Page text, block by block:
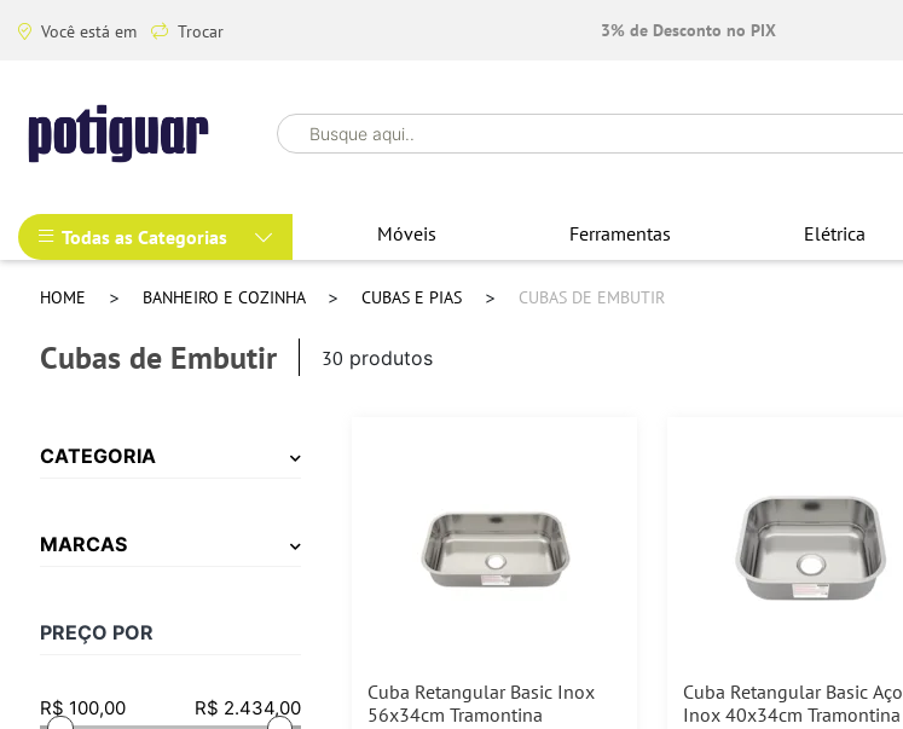
Você está em Trocar 3% de Desconto no PIX
Todas as Categorias Móveis Ferramentas Elétrica
HOME BANHEIRO E COZINHA CUBAS E PIAS CUBAS DE EMBUTIR
Cubas de Embutir 30 produtos
CATEGORIA
MARCAS
PREÇO POR
Cuba Retangular Basic Inox
56x34cm Tramontina
Cuba Retangular Basic Aço
Inox 40x34cm Tramontina